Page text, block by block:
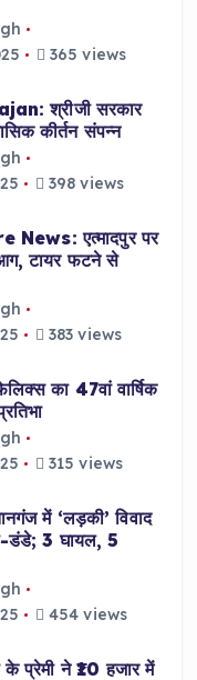
365 views
श्रीजी सरकार
कीर्तन संपन्न
398 views
एत्मादपुर पर
टायर फटने से
383 views
का 47वां वार्षिक
315 views
में ‘लड़की’ विवाद
डंडे; 3 घायल, 5
454 views
प्रेमी ने ₹10 हजार में